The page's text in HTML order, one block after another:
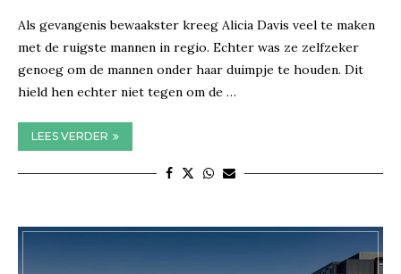
Als gevangenis bewaakster kreeg Alicia Davis veel te maken
met de ruigste mannen in regio. Echter was ze zelfzeker
genoeg om de mannen onder haar duimpje te houden. Dit
hield hen echter niet tegen om de …
LEES VERDER